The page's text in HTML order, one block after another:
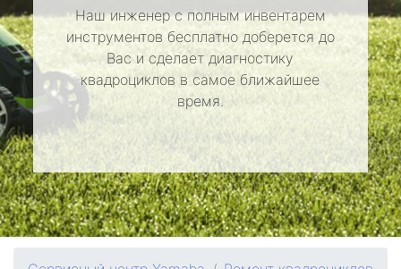
Наш инженер с полным инвентарем
инструментов бесплатно доберется до
Вас и сделает диагностику
квадроциклов в самое ближайшее
время.